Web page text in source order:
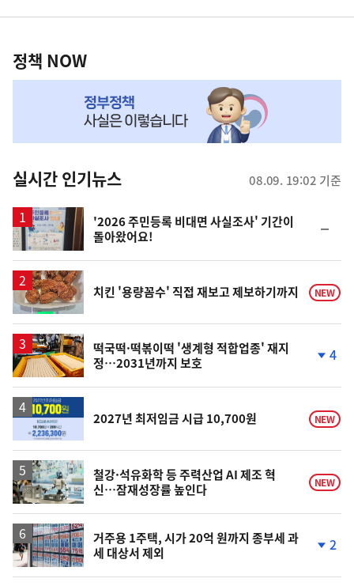
영
책
NOW,
뉴
스
정책 NOW
실시간 인기뉴스 08.09. 19:02 기준
'2026 주민등록 비대면 사실조사' 기간이
돌아왔어요!
일
치킨 '용량꼼수' 직접 재보고 제보하기까지 NEW
떡국떡·떡볶이떡 '생계형 적합업종' 재지
정…2031년까지 보호
락
4
2027년 최저임금 시급 10,700원 NEW
철강·석유화학 등 주력산업 AI 제조 혁
신…잠재성장률 높인다
NEW
거주용 1주택, 시가 20억 원까지 종부세 과
세 대상서 제외
2